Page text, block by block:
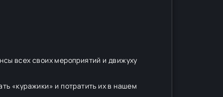
всех своих мероприятий и движуху
«куражики» и потратить их в нашем